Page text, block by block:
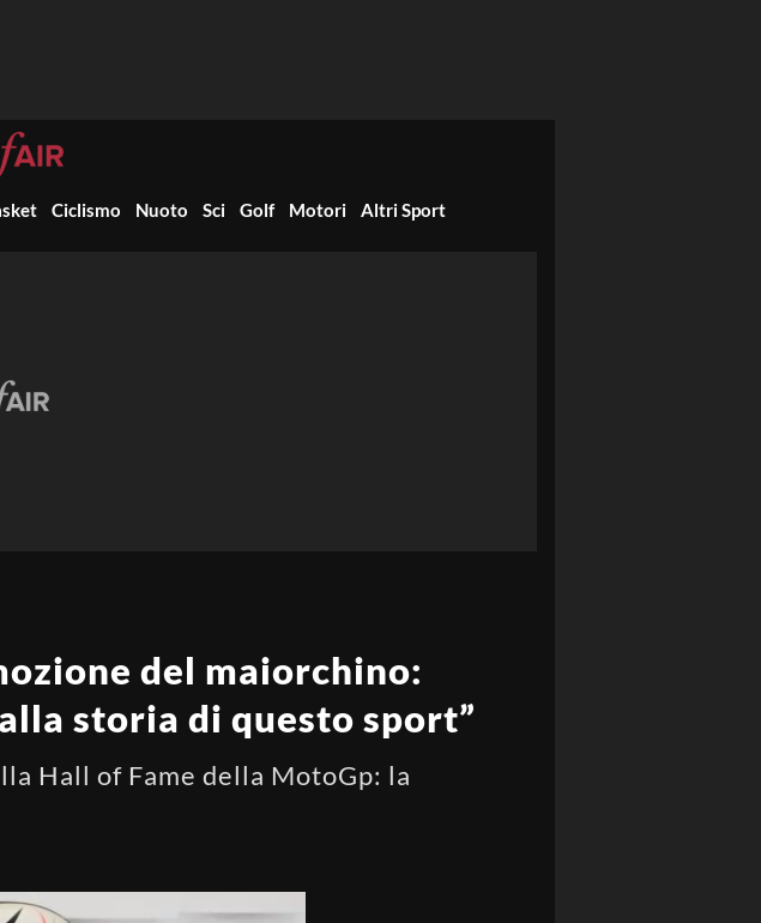
Ciclismo Nuoto Sci Golf Motori Altri Sport
del maiorchino:
storia di questo sport”
Hall of Fame della MotoGp: la